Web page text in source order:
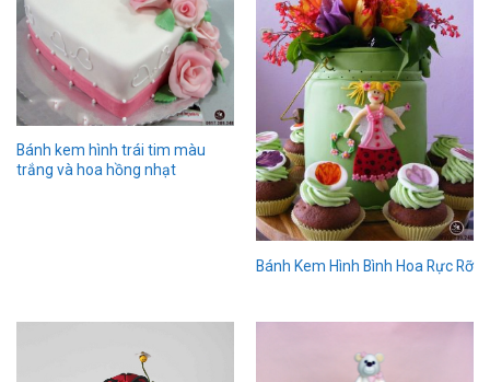
Bánh kem hình trái tim màu
trắng và hoa hồng nhạt
Bánh Kem Hình Bình Hoa Rực Rỡ